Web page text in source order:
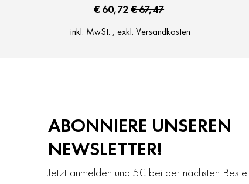
€ 60,72€ 67,47
inkl. MwSt. , exkl. Versandkosten
ABONNIERE UNSEREN
NEWSLETTER!
Jetzt anmelden und 5€ bei der nächsten